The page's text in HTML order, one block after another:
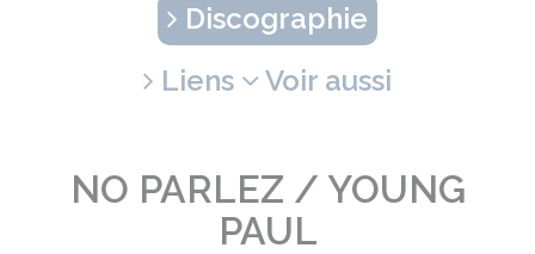
Discographie
Liens
Voir aussi
NO PARLEZ / YOUNG
PAUL